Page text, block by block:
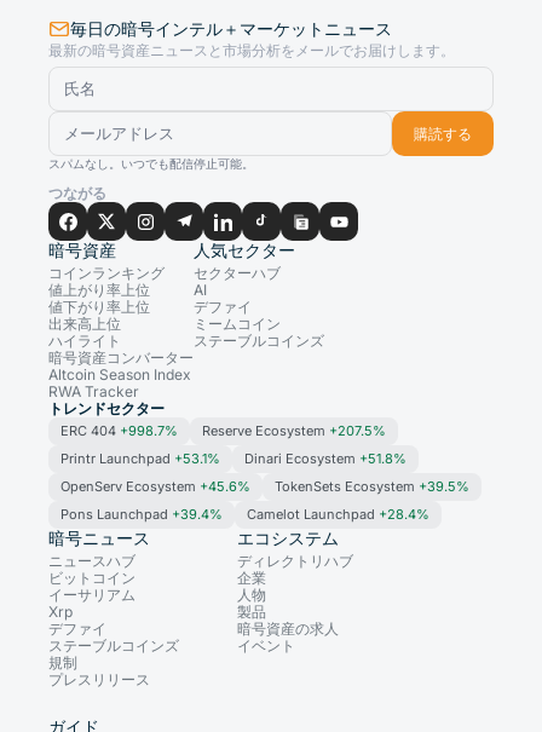
毎日の暗号インテル＋マーケットニュース
最新の暗号資産ニュースと市場分析をメールでお届けします。
購読する
スパムなし。いつでも配信停止可能。
つながる
暗号資産
コインランキング
値上がり率上位
値下がり率上位
出来高上位
ハイライト
暗号資産コンバーター
Altcoin Season Index
RWA Tracker
人気セクター
セクターハブ
AI
デファイ
ミームコイン
ステーブルコインズ
トレンドセクター
ERC 404 +998.7% Reserve Ecosystem +207.5%
Printr Launchpad +53.1% Dinari Ecosystem +51.8%
OpenServ Ecosystem +45.6% TokenSets Ecosystem +39.5%
Pons Launchpad +39.4% Camelot Launchpad +28.4%
暗号ニュース
ニュースハブ
ビットコイン
イーサリアム
Xrp
デファイ
ステーブルコインズ
規制
プレスリリース
エコシステム
ディレクトリハブ
企業
人物
製品
暗号資産の求人
イベント
ガイド